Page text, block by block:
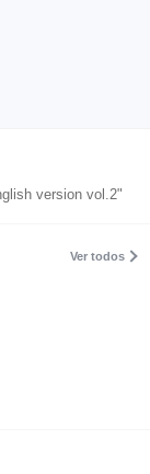
version vol.2"
Ver todos